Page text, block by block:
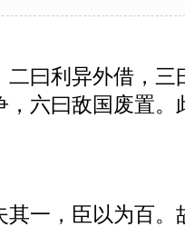
二曰利异外借，三
，六曰敌国废置。
其一，臣以为百。